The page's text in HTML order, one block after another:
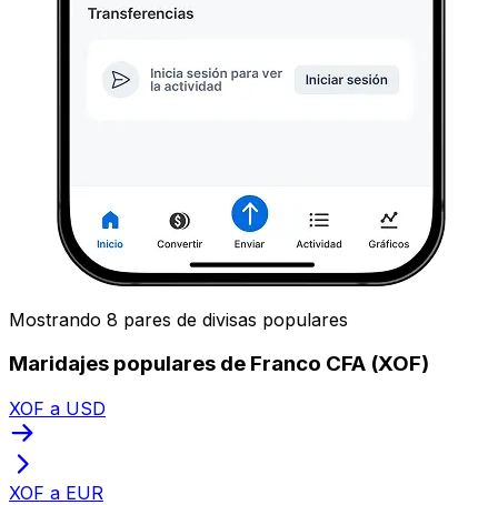
Mostrando 8 pares de divisas populares
Maridajes populares de Franco CFA (XOF)
XOF a USD
XOF a EUR